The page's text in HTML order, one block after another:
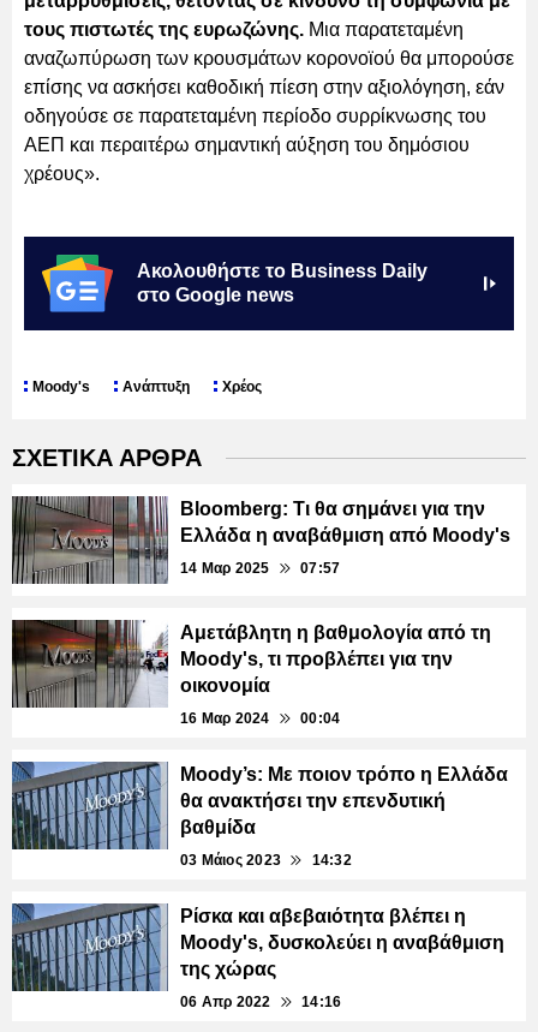
τους πιστωτές της ευρωζώνης. Μια παρατεταμένη
αναζωπύρωση των κρουσμάτων κορονοϊού θα μπορούσε
επίσης να ασκήσει καθοδική πίεση στην αξιολόγηση, εάν
οδηγούσε σε παρατεταμένη περίοδο συρρίκνωσης του
ΑΕΠ και περαιτέρω σημαντική αύξηση του δημόσιου
χρέους».
Ακολουθήστε το Business Daily
στο Google news
Moody's Ανάπτυξη Χρέος
ΣΧΕΤΙΚΑ ΑΡΘΡΑ
Bloomberg: Τι θα σημάνει για την
Ελλάδα η αναβάθμιση από Moody's
14 Μαρ 2025 07:57
Αμετάβλητη η βαθμολογία από τη
Moody's, τι προβλέπει για την
οικονομία
16 Μαρ 2024 00:04
Moody’s: Με ποιον τρόπο η Ελλάδα
θα ανακτήσει την επενδυτική
βαθμίδα
03 Μάιος 2023 14:32
Ρίσκα και αβεβαιότητα βλέπει η
Moody's, δυσκολεύει η αναβάθμιση
της χώρας
06 Απρ 2022 14:16